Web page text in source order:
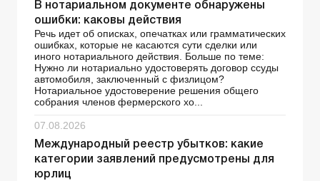
В нотариальном документе обнаружены
ошибки: каковы действия
Речь идет об описках, опечатках или грамматических
ошибках, которые не касаются сути сделки или
иного нотариального действия. Больше по теме:
Нужно ли нотариально удостоверять договор ссуды
автомобиля, заключенный с физлицом?
Нотариальное удостоверение решения общего
собрания членов фермерского хо...
07.08.2026
Международный реестр убытков: какие
категории заявлений предусмотрены для
юрлиц